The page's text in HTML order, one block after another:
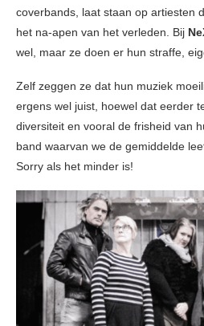
coverbands, laat staan op artiesten
het na-apen van het verleden. Bij
wel, maar ze doen er hun straffe,
Zelf zeggen ze dat hun muziek
ergens wel juist, hoewel dat eerder
diversiteit en vooral de frisheid van
band waarvan we de gemiddelde
Sorry als het minder is!